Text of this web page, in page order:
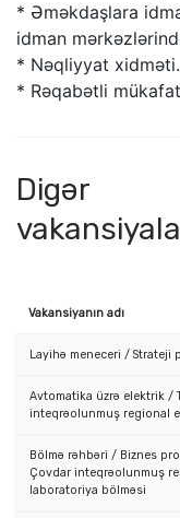
* Əməkdaşlara
idman
* Nəqliyyat xidməti.
* Rəqabətli
Digər